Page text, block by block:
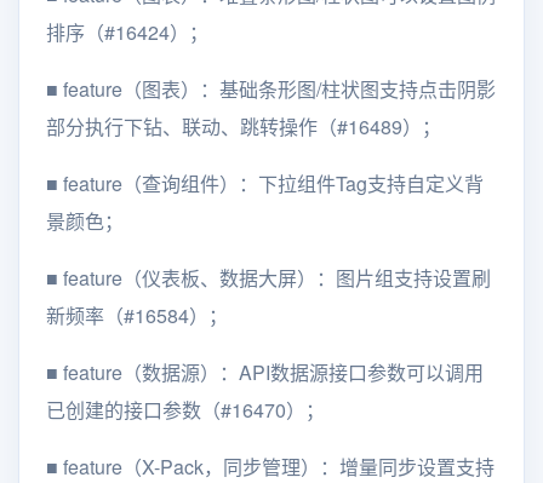
排序（#16424）；
■ feature（图表）：基础条形图/柱状图支持点击阴影
部分执行下钻、联动、跳转操作（#16489）；
■ feature（查询组件）：下拉组件Tag支持自定义背
景颜色；
■ feature（仪表板、数据大屏）：图片组支持设置刷
新频率（#16584）；
■ feature（数据源）：API数据源接口参数可以调用
已创建的接口参数（#16470）；
■ feature（X-Pack，同步管理）：增量同步设置支持